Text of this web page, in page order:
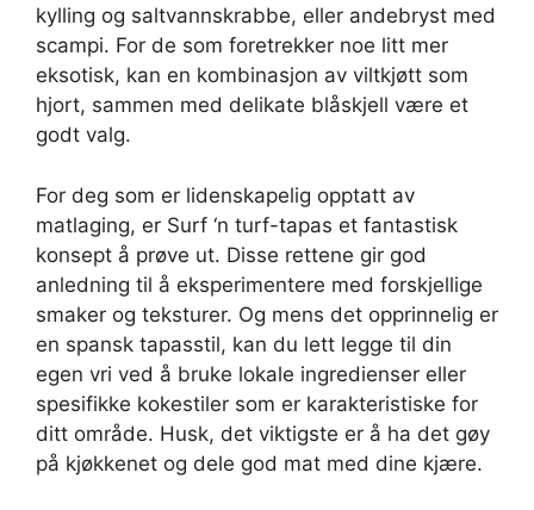
kylling og saltvannskrabbe, eller andebryst med
scampi. For de som foretrekker noe litt mer
eksotisk, kan en kombinasjon av viltkjøtt som
hjort, sammen med delikate blåskjell være et
godt valg.
For deg som er lidenskapelig opptatt av
matlaging, er Surf ‘n turf-tapas et fantastisk
konsept å prøve ut. Disse rettene gir god
anledning til å eksperimentere med forskjellige
smaker og teksturer. Og mens det opprinnelig er
en spansk tapasstil, kan du lett legge til din
egen vri ved å bruke lokale ingredienser eller
spesifikke kokestiler som er karakteristiske for
ditt område. Husk, det viktigste er å ha det gøy
på kjøkkenet og dele god mat med dine kjære.